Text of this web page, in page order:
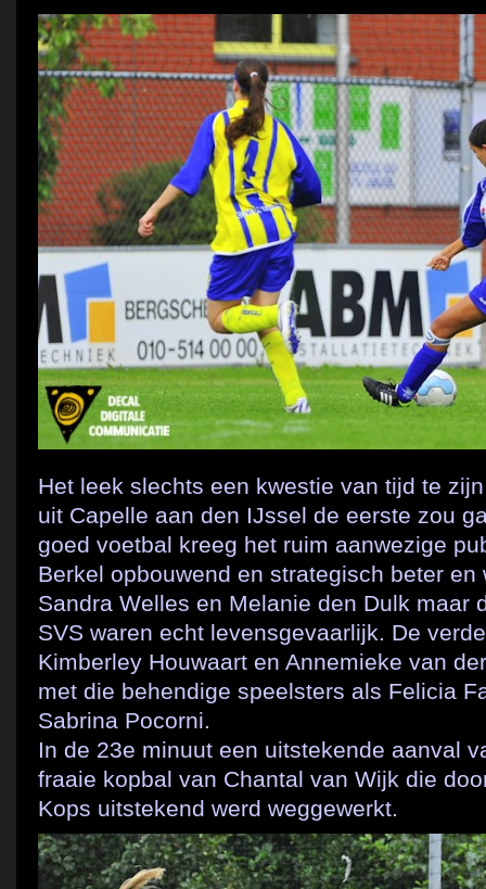
Het leek slechts een kwestie van tijd te
uit Capelle aan den IJssel de eerste zou
goed voetbal kreeg het ruim aanwezige
Berkel opbouwend en strategisch beter en
Sandra Welles en Melanie den Dulk maar
SVS waren echt levensgevaarlijk. De
Kimberley Houwaart en Annemieke van
met die behendige speelsters als Felicia
Sabrina Pocorni.
In de 23e minuut een uitstekende aanval
fraaie kopbal van Chantal van Wijk die
Kops uitstekend werd weggewerkt.